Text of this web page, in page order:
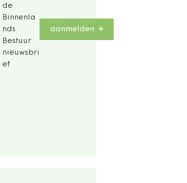
de
Binnenla
nds
Bestuur
nieuwsbri
ef
aanmelden